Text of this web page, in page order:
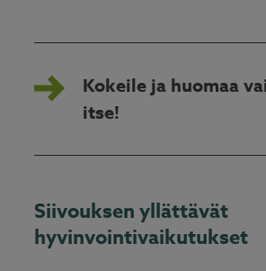
Kokeile ja huomaa
itse!
Siivouksen yllättävät
hyvinvointivaikutukset